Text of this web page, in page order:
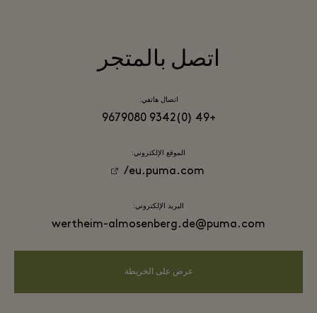
اتصل بالمتجر
اتصال هاتفي:
+49 (0)9342 9679080
الموقع الإلكتروني:
eu.puma.com/
البريد الإلكتروني:
wertheim-almosenberg.de@puma.com
عرض على الخريطة